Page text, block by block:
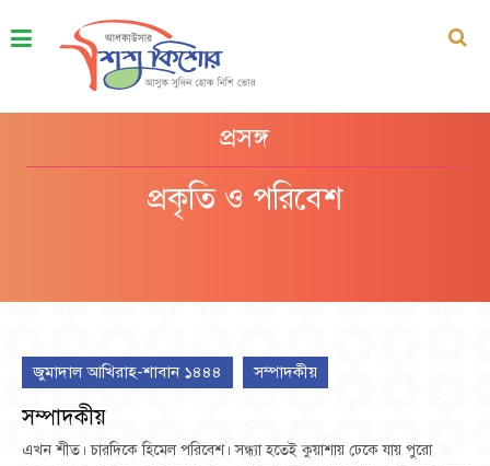
প্রসঙ্গ
প্রকৃতি ও পরিবেশ
জুমাদাল আখিরাহ-শাবান ১৪৪৪ সম্পাদকীয়
সম্পাদকীয়
এখন শীত। চারদিকে হিমেল পরিবেশ। সন্ধ্যা হতেই কুয়াশায় ঢেকে যায় পুরো